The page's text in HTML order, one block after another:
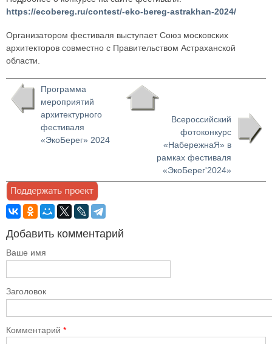
https://ecobereg.ru/contest/-eko-bereg-astrakhan-2024/
Организатором фестиваля выступает Союз московских
архитекторов совместно с Правительством Астраханской
области.
Программа
мероприятий
архитектурного
фестиваля
«ЭкоБерег» 2024
Всероссийский
фотоконкурс
«НабережнаЯ» в
рамках фестиваля
«ЭкоБерег'2024»
Добавить комментарий
Ваше имя
Заголовок
Комментарий *